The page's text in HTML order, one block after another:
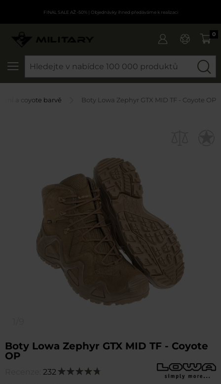
FINAL SALE AŽ -50%| Objednávky ihned předáváme k realizaci
0
a coyote barvě Boty Lowa Zephyr GTX MID TF - Coyote OP
Boty Lowa Zephyr GTX MID TF - Coyote
OP
232Hodnocení: